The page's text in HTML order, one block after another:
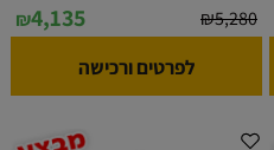
₪5,280
₪4,135
לפרטים ורכישה